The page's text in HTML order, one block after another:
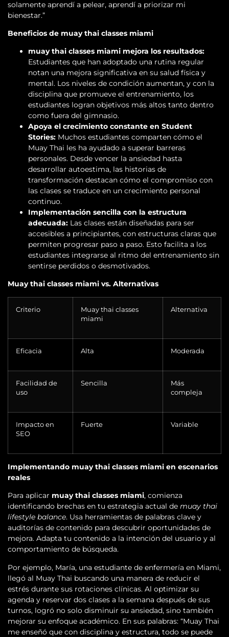
solamente aprendí a pelear, aprendí a priorizar mi
bienestar.”
Beneficios de muay thai classes miami
muay thai classes miami mejora los resultados:
Estudiantes que han adoptado una rutina regular
notan una mejora significativa en su salud física y
mental. Los niveles de condición aumentan, y con la
disciplina que promueve el entrenamiento, los
estudiantes logran objetivos más altos tanto dentro
como fuera del gimnasio.
Apoya el crecimiento constante en Student
Stories: Muchos estudiantes comparten cómo el
Muay Thai les ha ayudado a superar barreras
personales. Desde vencer la ansiedad hasta
desarrollar autoestima, las historias de
transformación destacan cómo el compromiso con
las clases se traduce en un crecimiento personal
continuo.
Implementación sencilla con la estructura
adecuada: Las clases están diseñadas para ser
accesibles a principiantes, con estructuras claras que
permiten progresar paso a paso. Esto facilita a los
estudiantes integrarse al ritmo del entrenamiento sin
sentirse perdidos o desmotivados.
Muay thai classes miami vs. Alternativas
Criterio
Muay thai classes
miami
Alternativa
Eficacia Alta Moderada
Facilidad de
uso
Sencilla
Más
compleja
Impacto en
SEO
Fuerte Variable
Implementando muay thai classes miami en escenarios
reales
Para aplicar muay thai classes miami, comienza
identificando brechas en tu estrategia actual de muay thai
lifestyle balance. Usa herramientas de palabras clave y
auditorías de contenido para descubrir oportunidades de
mejora. Adapta tu contenido a la intención del usuario y al
comportamiento de búsqueda.
Por ejemplo, María, una estudiante de enfermería en Miami,
llegó al Muay Thai buscando una manera de reducir el
estrés durante sus rotaciones clínicas. Al optimizar su
agenda y reservar dos clases a la semana después de sus
turnos, logró no solo disminuir su ansiedad, sino también
mejorar su enfoque académico. En sus palabras: “Muay Thai
me enseñó que con disciplina y estructura, todo se puede